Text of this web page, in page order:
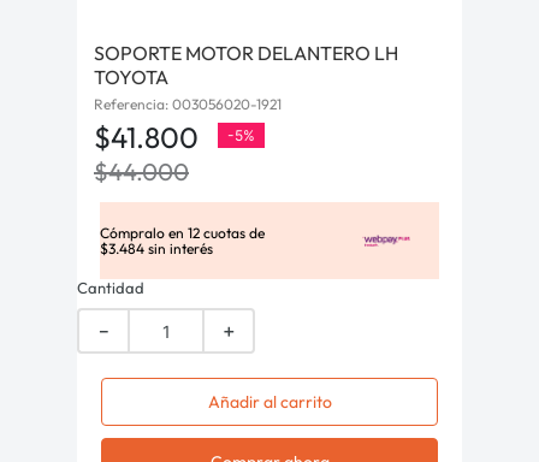
SOPORTE MOTOR DELANTERO LH
TOYOTA
Referencia: 003056020-1921
$41.800 -5%
$44.000
Cómpralo en 12 cuotas de
$3.484 sin interés
Cantidad
＋
－
Añadir al carrito